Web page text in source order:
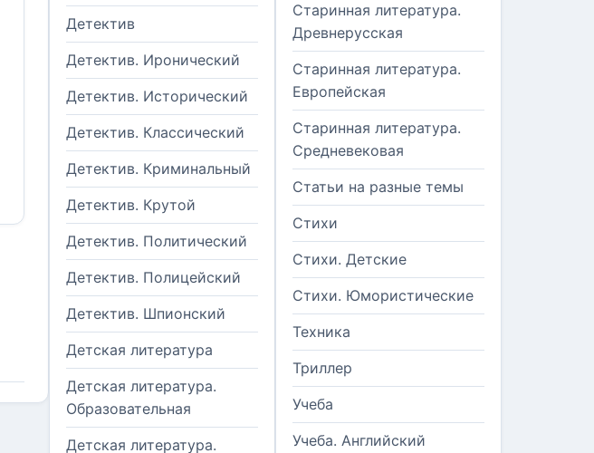
Детектив
Детектив. Иронический
Детектив. Исторический
Детектив. Классический
Детектив. Криминальный
Детектив. Крутой
Детектив. Политический
Детектив. Полицейский
Детектив. Шпионский
Детская литература
Детская литература.
Образовательная
Детская литература.
Старинная литература.
Древнерусская
Старинная литература.
Европейская
Старинная литература.
Средневековая
Статьи на разные темы
Стихи
Стихи. Детские
Стихи. Юмористические
Техника
Триллер
Учеба
Учеба. Английский